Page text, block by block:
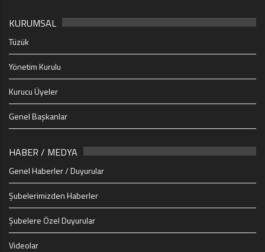
KURUMSAL
Tüzük
Yönetim Kurulu
Kurucu Üyeler
Genel Başkanlar
HABER / MEDYA
Genel Haberler / Duyurular
Şubelerimizden Haberler
Şubelere Özel Duyurular
Videolar